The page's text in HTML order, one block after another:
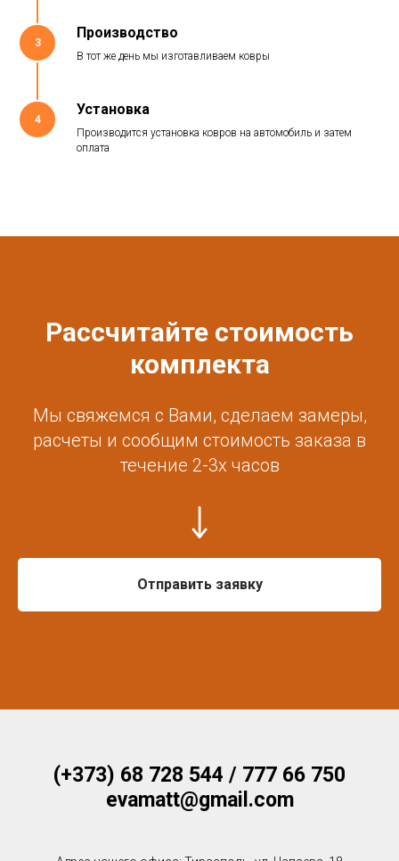
3
Производство
В тот же день мы изготавливаем ковры
4
Установка
Производится установка ковров на автомобиль и затем
оплата
Рассчитайте стоимость
комплекта
Мы свяжемся с Вами, сделаем замеры,
расчеты и сообщим стоимость заказа в
течение 2-3х часов
Отправить заявку
(+373) 68 728 544 / 777 66 750
evamatt@gmail.com